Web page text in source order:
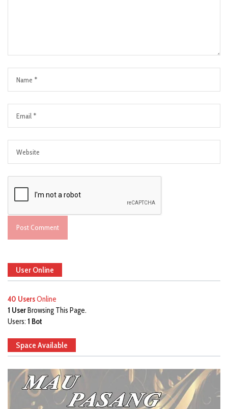
User Online
40 UsersOnline
1 UserBrowsing This Page.
Users: 1 Bot
Space Available